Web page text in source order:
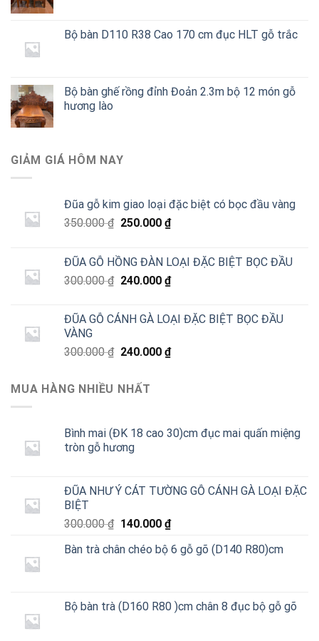
Bộ bàn D110 R38 Cao 170 cm đục HLT gỗ trắc
Bộ bàn ghế rồng đỉnh Đoản 2.3m bộ 12 món gỗ
hương lào
GIẢM GIÁ HÔM NAY
Đũa gỗ kim giao loại đặc biệt có bọc đầu vàng
350.000₫ Giá
350.000 ₫.
250.000 ₫Giá
là:
250.000 ₫.
ĐŨA GỖ HỒNG ĐÀN LOẠI ĐẶC BIỆT BỌC ĐẦU
300.000₫ Giá
là:
300.000 ₫.
240.000 ₫Giá
là:
ĐŨA GỖ CÁNH GÀ LOẠI ĐẶC BIỆT BỌC ĐẦU
VÀNG
300.000₫ Giá
là:
300.000 ₫.
240.000 ₫Giá
MUA HÀNG NHIỀU NHẤT
Bình mai (ĐK 18 cao 30)cm đục mai quấn miệng
tròn gỗ hương
ĐŨA NHƯ Ý CÁT TƯỜNG GỖ CÁNH GÀ LOẠI ĐẶC
BIỆT
300.000₫ Giá
là:
140.000 ₫Giá
tại
Bàn trà chân chéo bộ 6 gỗ gõ (D140 R80)cm
Bộ bàn trà (D160 R80 )cm chân 8 đục bộ gỗ gõ